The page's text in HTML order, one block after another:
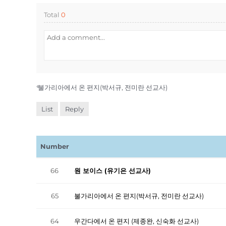
Total 0
«불가리아에서 온 편지(박서규, 전미란 선교사)
List Reply
Number
66 원 보이스 (유기은 선교사)
65 불가리아에서 온 편지(박서규, 전미란 선교사)
64 우간다에서 온 편지 (제종완, 신숙화 선교사)